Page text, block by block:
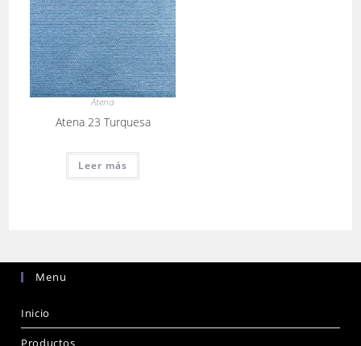
Atena
Atena 23 Turquesa
Leer más
Menu
Inicio
Productos